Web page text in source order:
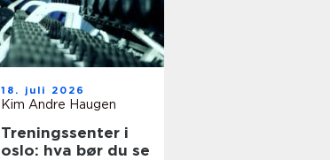
18. juli 2026
Kim Andre Haugen
Treningssenter i
oslo: hva bør du se